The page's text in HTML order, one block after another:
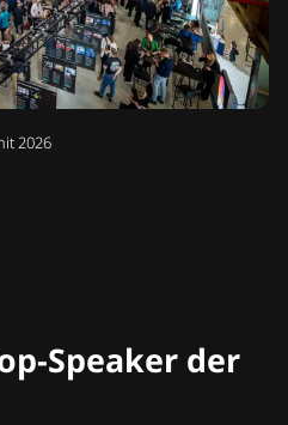
2026
Speaker der